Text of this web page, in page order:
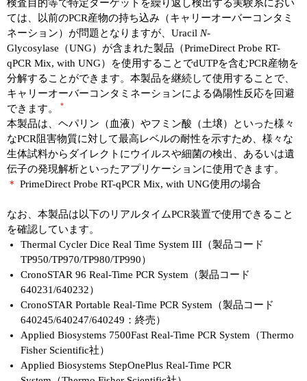
検査目的等で特定ターゲットを繰り返し検出する実験系におい
ては、以前のPCR産物の持ち込み（キャリーオーバーコンタミ
ネーション）が問題となりますが、Uracil N-
Glycosylase（UNG）が含まれた製品（PrimeDirect Probe RT-
qPCR Mix, with UNG）を使用することでdUTPを含むPCR産物を
分解することができます。本製品を継続して使用することで、
キャリーオーバーコンタミネーションによる偽陽性反応を回避
できます。
＊
本製品は、ヘパリン（血液）やフミン酸（土壌）といった様々
なPCR阻害物質に対して最高レベルの耐性を示すため、様々な
生体試料からダイレクトにウイルスや細菌の検出、あるいは遺
伝子の発現解析といったアプリケーションに使用できます。
＊ PrimeDirect Probe RT-qPCR Mix, with UNG使用の場合
なお、本製品は以下のリアルタイムPCR装置で使用できること
を確認しています。
Thermal Cycler Dice Real Time System III（製品コード
TP950/TP970/TP980/TP990）
CronoSTAR 96 Real-Time PCR System（製品コード
640231/640232）
CronoSTAR Portable Real-Time PCR System（製品コード
640245/640247/640249：終売）
Applied Biosystems 7500Fast Real-Time PCR System（Thermo
Fisher Scientific社）
Applied Biosystems StepOnePlus Real-Time PCR